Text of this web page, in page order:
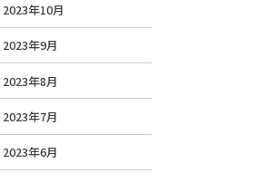
2023年10月
2023年9月
2023年8月
2023年7月
2023年6月